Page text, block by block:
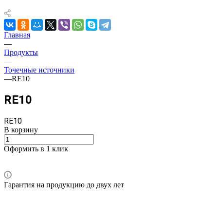
Главная
—
Продукты
—
Точечные источники
—RE10
RE10
RE10
В корзину
Оформить в 1 клик
Гарантия на продукцию до двух лет